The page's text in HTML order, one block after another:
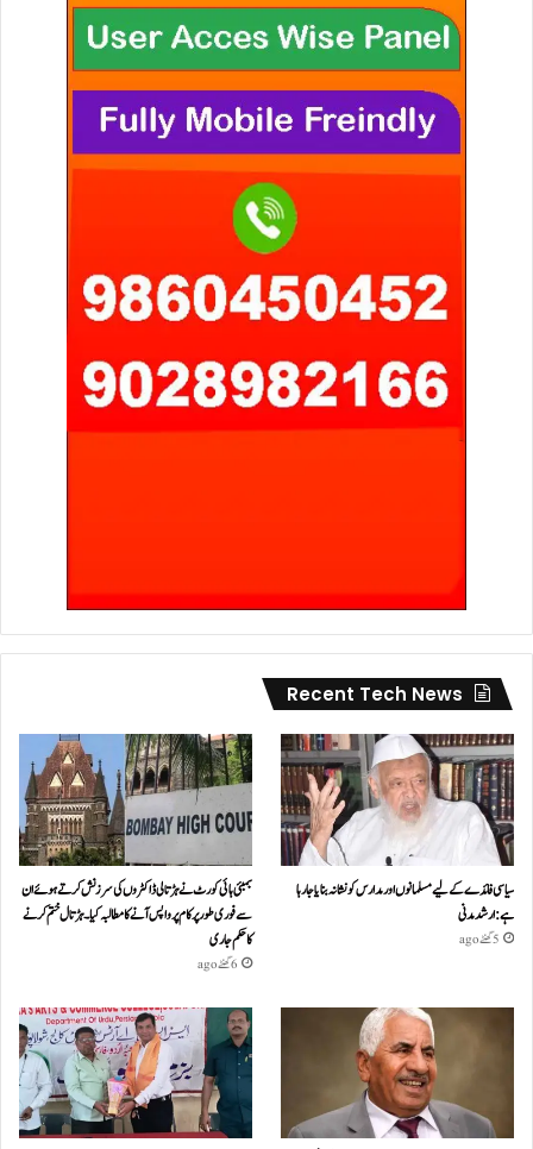
Recent Tech News
سیاسی فائدے کے لیے مسلمانوں اور مدارس کو نشانہ بنایا جا رہا
ہے: ارشد مدنی
5 گھنٹے ago
بمبئی ہائی کورٹ نے ہڑتالی ڈاکٹروں کی سرزنش کرتے ہوئے ان
سے فوری طور پر کام پر واپس آنے کا مطالبہ کیا۔ہڑتال ختم کرنے
کا حکم جاری
6 گھنٹے ago